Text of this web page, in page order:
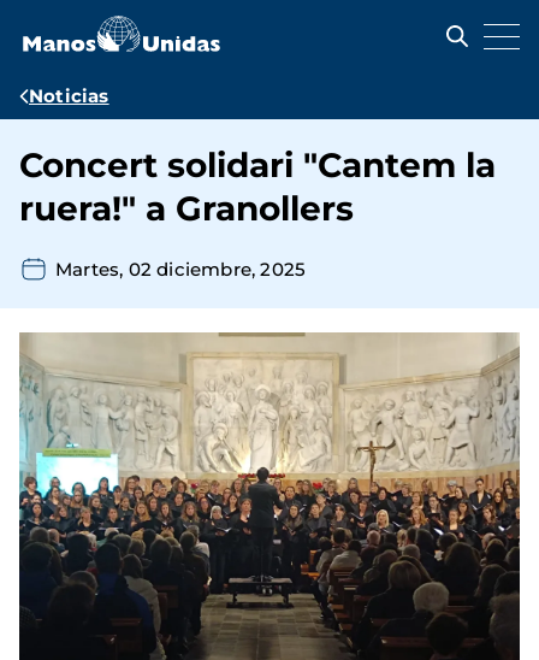
contenido
Ruta
navegación
Noticias
Concert solidari "Cantem la
ruera!" a Granollers
Martes, 02 diciembre, 2025